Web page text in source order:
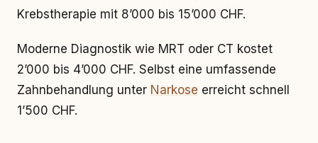
Krebstherapie mit 8’000 bis 15’000 CHF.
Moderne Diagnostik wie MRT oder CT kostet
2’000 bis 4’000 CHF. Selbst eine umfassende
Zahnbehandlung unter Narkose erreicht schnell
1’500 CHF.